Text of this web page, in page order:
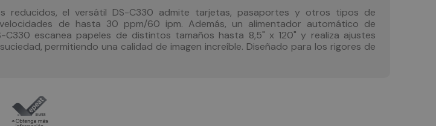
reducidos, el versátil DS-C330 admite tarjetas, pasaportes y otros tipos de
de hasta 30 ppm/60 ipm. Además, un alimentador automático de
escanea papeles de distintos tamaños hasta 8,5" x 120" y realiza ajustes
permitiendo una calidad de imagen increíble. Diseñado para los rigores de